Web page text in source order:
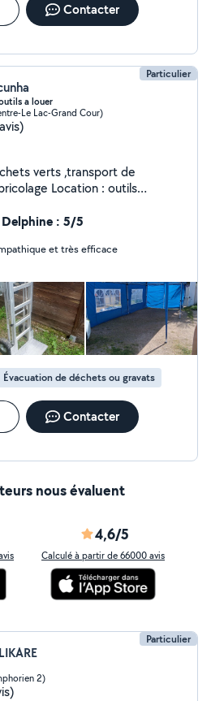
Contacter
Particulier
a louer
Le Lac-Grand Cour)
verts ,transport de
: outils
contacter: 5/5
et très efficace
Évacuation de déchets ou gravats
Contacter
nous évaluent
4,6/5
Calculé à partir de 66000 avis
Particulier
2)